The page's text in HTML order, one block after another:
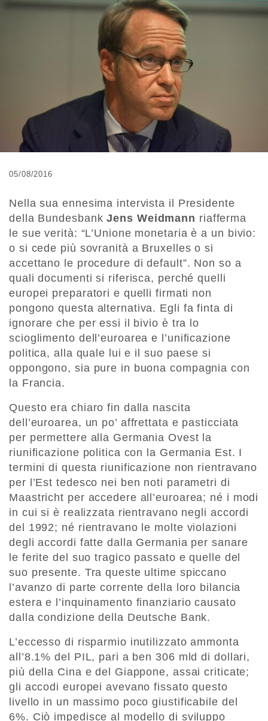
05/08/2016
Nella sua ennesima intervista il Presidente
della BundesbankJens Weidmann riafferma
le sue verità: “L’Unione monetaria è a un bivio:
o si cede più sovranità a Bruxelles o si
accettano le procedure di default”. Non so a
quali documenti si riferisca, perché quelli
europei preparatori e quelli firmati non
pongono questa alternativa. Egli fa finta di
ignorare che per essi il bivio è tra lo
scioglimento dell’euroarea e l’unificazione
politica, alla quale lui e il suo paese si
oppongono, sia pure in buona compagnia con
la Francia.
Questo era chiaro fin dalla nascita
dell’euroarea, un po’ affrettata e pasticciata
per permettere alla Germania Ovest la
riunificazione politica con la Germania Est. I
termini di questa riunificazione non rientravano
per l’Est tedesco nei ben noti parametri di
Maastricht per accedere all’euroarea; né i modi
in cui si è realizzata rientravano negli accordi
del 1992; né rientravano le molte violazioni
degli accordi fatte dalla Germania per sanare
le ferite del suo tragico passato e quelle del
suo presente. Tra queste ultime spiccano
l’avanzo di parte corrente della loro bilancia
estera e l’inquinamento finanziario causato
dalla condizione della Deutsche Bank.
L’eccesso di risparmio inutilizzato ammonta
all’8.1% del PIL, pari a ben 306 mld di dollari,
più della Cina e del Giappone, assai criticate;
gli accodi europei avevano fissato questo
livello in un massimo poco giustificabile del
6%. Ciò impedisce al modello di sviluppo